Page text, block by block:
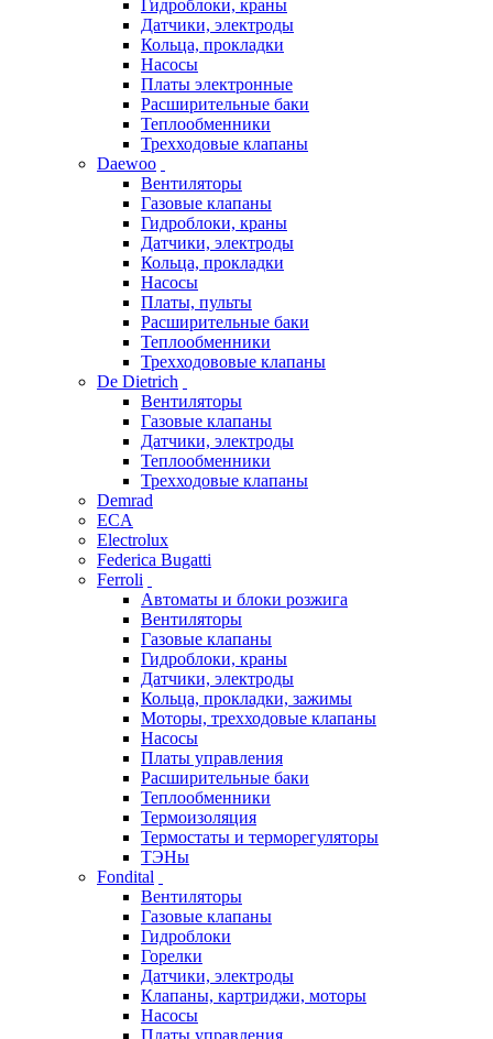
Гидроблоки, краны
Датчики, электроды
Кольца, прокладки
Насосы
Платы электронные
Расширительные баки
Теплообменники
Трехходовые клапаны
Daewoo
Вентиляторы
Газовые клапаны
Гидроблоки, краны
Датчики, электроды
Кольца, прокладки
Насосы
Платы, пульты
Расширительные баки
Теплообменники
Трехходововые клапаны
De Dietrich
Вентиляторы
Газовые клапаны
Датчики, электроды
Теплообменники
Трехходовые клапаны
Demrad
ECA
Electrolux
Federica Bugatti
Ferroli
Автоматы и блоки розжига
Вентиляторы
Газовые клапаны
Гидроблоки, краны
Датчики, электроды
Кольца, прокладки, зажимы
Моторы, трехходовые клапаны
Насосы
Платы управления
Расширительные баки
Теплообменники
Термоизоляция
Термостаты и терморегуляторы
ТЭНы
Fondital
Вентиляторы
Газовые клапаны
Гидроблоки
Горелки
Датчики, электроды
Клапаны, картриджи, моторы
Насосы